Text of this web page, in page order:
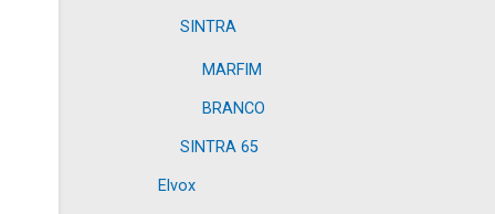
SINTRA
MARFIM
BRANCO
SINTRA 65
Elvox